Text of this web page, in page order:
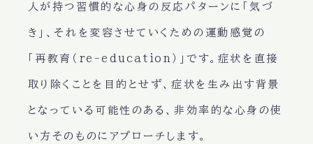
人が持つ習慣的な心身の反応パターンに「気づ
き」、それを変容させていくための運動感覚の
「再教育（re-education）」です。症状を直接
取り除くことを目的とせず、症状を生み出す背景
となっている可能性のある、非効率的な心身の使
い方そのものにアプローチします。